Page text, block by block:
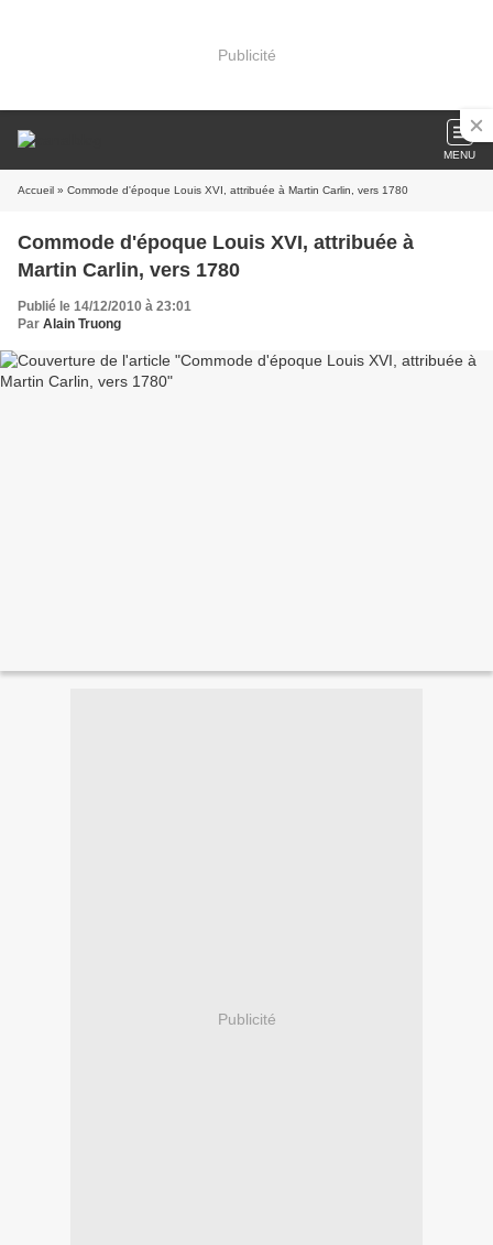
Publicité
MENU
Accueil » Commode d'époque Louis XVI, attribuée à Martin Carlin, vers 1780
Commode d'époque Louis XVI, attribuée à
Martin Carlin, vers 1780
Publié le 14/12/2010 à 23:01
Par Alain Truong
Publicité